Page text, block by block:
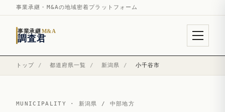
事業承継・M&Aの地域密着プラットフォーム
事業承継M&A
調査君
トップ / 都道府県一覧 / 新潟県 / 小千谷市
MUNICIPALITY · 新潟県 / 中部地方